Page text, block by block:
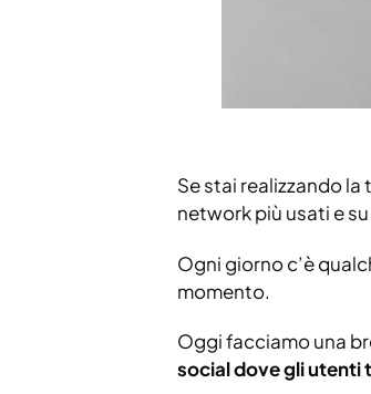
Se stai realizzando
network più usati e
Ogni giorno c’è
momento.
Oggi facciamo una
social dove gli utenti